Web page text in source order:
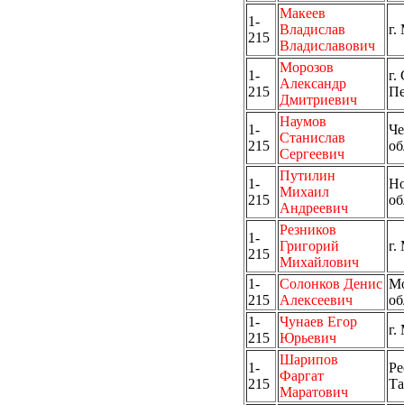
1-
215
Макеев
Владислав
Владиславович
г.
1-
215
Морозов
Александр
Дмитриевич
г.
1-
215
Наумов
Станислав
Сергеевич
1-
215
Путилин
Михаил
Андреевич
1-
215
Резников
Григорий
Михайлович
г.
1-
215
Солонков Денис
Алексеевич
1-
215
Чунаев Егор
Юрьевич
г.
1-
215
Шарипов
Фаргат
Маратович